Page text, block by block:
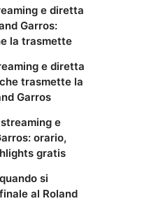
e diretta
Garros:
la trasmette
e diretta
trasmette la
Garros
e
orario,
gratis
si
al Roland